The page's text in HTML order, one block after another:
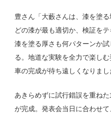
豊さん「大藪さんは、漆を塗る
どの漆が最も適切か、検証を
漆を塗る厚さも何パターンか
る。地道な実験を全力で楽し
車の完成が待ち遠しくなりまし
あきらめずに試行錯誤を重ね
が完成。発表会当日に合わせ